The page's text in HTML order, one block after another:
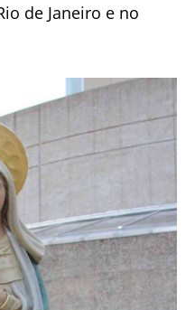
de Janeiro e no